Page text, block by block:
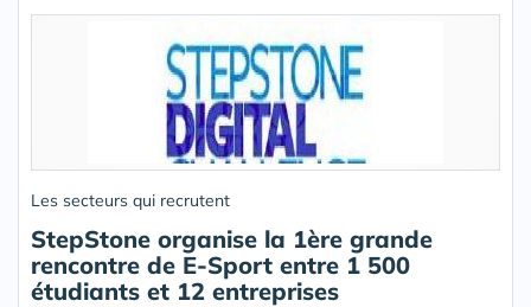
Les secteurs qui recrutent
StepStone organise la 1ère grande
rencontre de E-Sport entre 1 500
étudiants et 12 entreprises